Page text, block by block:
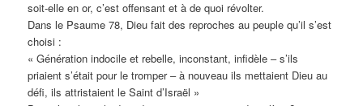
soit-elle en or, c’est offensant et à de quoi révolter.
Dans le Psaume 78, Dieu fait des reproches au peuple qu’il s’est
choisi :
« Génération indocile et rebelle, inconstant, infidèle – s’ils
priaient s’était pour le tromper – à nouveau ils mettaient Dieu au
défi, ils attristaient le Saint d’Israël »